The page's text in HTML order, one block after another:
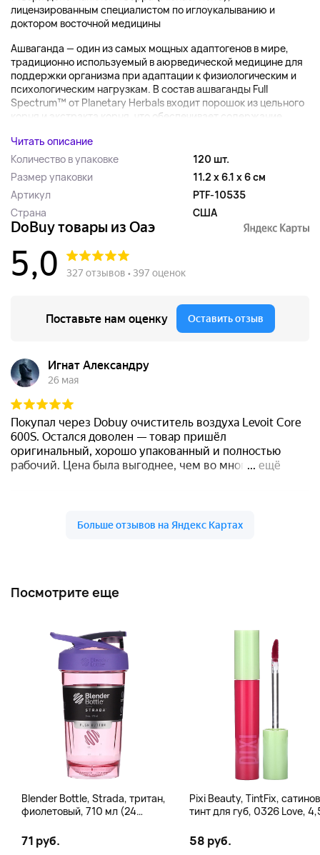
лицензированным специалистом по иглоукалыванию и
доктором восточной медицины
Ашваганда — один из самых мощных адаптогенов в мире,
традиционно используемый в аюрведической медицине для
поддержки организма при адаптации к физиологическим и
психологическим нагрузкам. В состав ашваганды Full
Spectrum™ от Planetary Herbals входит порошок из цельного
корня и экстракта корня, что обеспечивает содержание...
Читать описание
Количество в упаковке
120 шт.
Размер упаковки
11.2 x 6.1 x 6 см
Артикул
PTF-10535
Страна
США
Посмотрите еще
Blender Bottle, Strada, тритан,
фиолетовый, 710 мл (24
71 руб.
Pixi Beauty, TintFix,
тинт для губ, 0326 Love,
58 руб.